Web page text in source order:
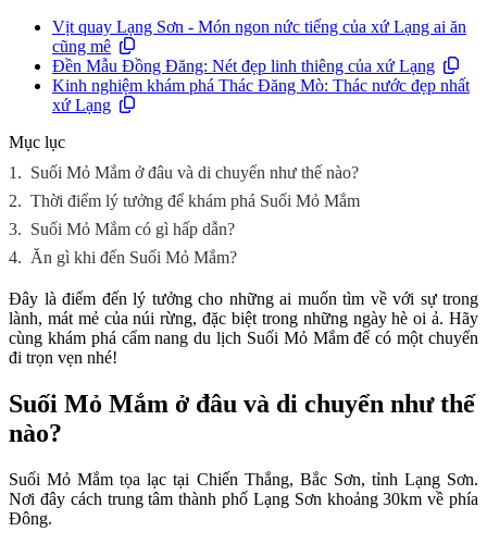
Vịt quay Lạng Sơn - Món ngon nức tiếng của xứ Lạng ai ăn
cũng mê
Đền Mẫu Đồng Đăng: Nét đẹp linh thiêng của xứ Lạng
Kinh nghiệm khám phá Thác Đăng Mò: Thác nước đẹp nhất
xứ Lạng
Mục lục
1. Suối Mỏ Mắm ở đâu và di chuyển như thế nào?
2. Thời điểm lý tưởng để khám phá Suối Mỏ Mắm
3. Suối Mỏ Mắm có gì hấp dẫn?
4. Ăn gì khi đến Suối Mỏ Mắm?
Đây là điểm đến lý tưởng cho những ai muốn tìm về với sự trong
lành, mát mẻ của núi rừng, đặc biệt trong những ngày hè oi ả. Hãy
cùng khám phá cẩm nang du lịch Suối Mỏ Mắm để có một chuyến
đi trọn vẹn nhé!
Suối Mỏ Mắm ở đâu và di chuyển như thế
nào?
Suối Mỏ Mắm tọa lạc tại Chiến Thắng, Bắc Sơn, tỉnh Lạng Sơn.
Nơi đây cách trung tâm thành phố Lạng Sơn khoảng 30km về phía
Đông.